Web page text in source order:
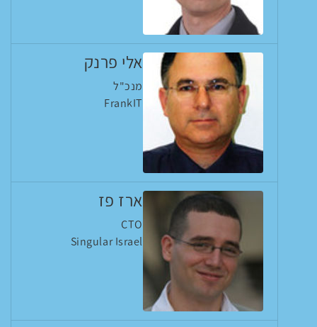
אלי פרנק
מנכ"ל
FrankIT
ארז פז
CTO
Singular Israel